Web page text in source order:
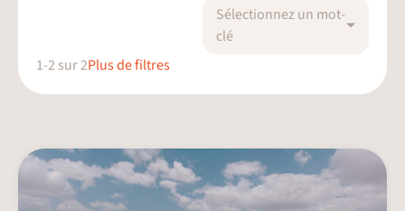
Sélectionnez un mot-
clé
1-2sur2Plus de filtres